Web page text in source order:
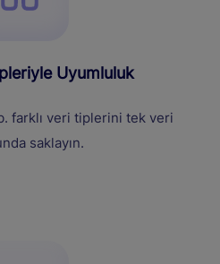
Uyumluluk
farklı veri tiplerini tek veri
saklayın.